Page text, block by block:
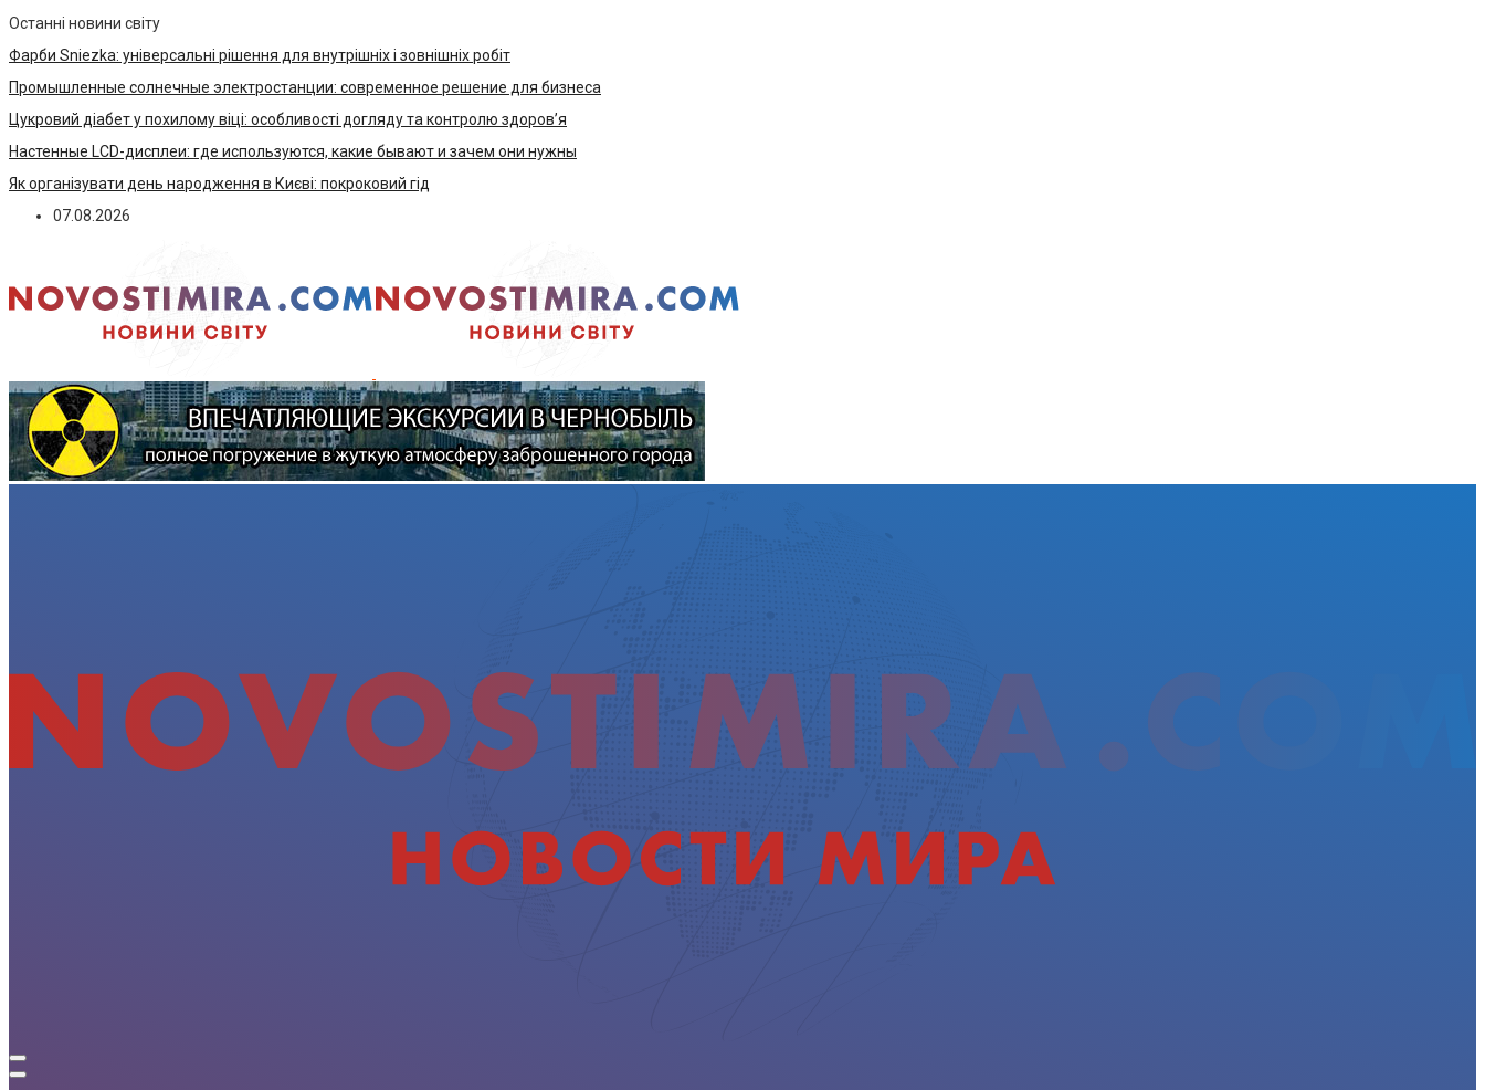
Останні новини світу
Фарби Sniezka: універсальні рішення для внутрішніх і зовнішніх робіт
Промышленные солнечные электростанции: современное решение для бизнеса
Цукровий діабет у похилому віці: особливості догляду та контролю здоров’я
Настенные LCD-дисплеи: где используются, какие бывают и зачем они нужны
Як організувати день народження в Києві: покроковий гід
07.08.2026